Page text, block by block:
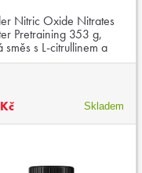
Nitric Oxide Nitrates
Pretraining 353 g,
směs s L-citrullinem a
extrakty
Skladem